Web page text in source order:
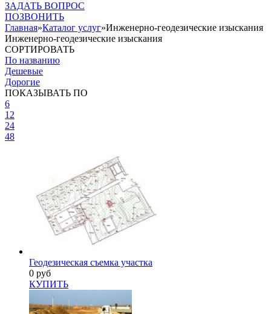
ЗАДАТЬ ВОПРОС
ПОЗВОНИТЬ
Главная»Каталог услуг»Инженерно-геодезические изыскания
Инженерно-геодезические изыскания
СОРТИРОВАТЬ
По названию
Дешевые
Дорогие
ПОКАЗЫВАТЬ ПО
6
12
24
48
Геодезическая съемка участка
0 руб
КУПИТЬ